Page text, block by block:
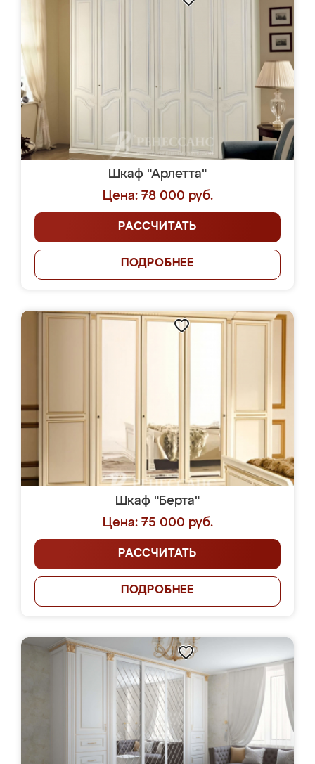
Шкаф "Арлетта"
Цена: 78 000 руб.
РАССЧИТАТЬ
ПОДРОБНЕЕ
Шкаф "Берта"
Цена: 75 000 руб.
РАССЧИТАТЬ
ПОДРОБНЕЕ